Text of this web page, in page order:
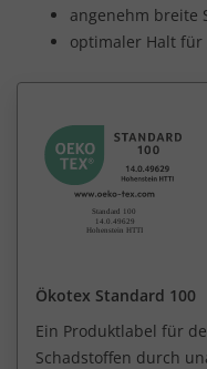
angenehm breite
optimaler Halt für
Ökotex Standard 100
Ein Produktlabel für
Schadstoffen durch